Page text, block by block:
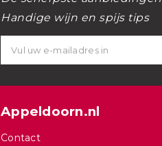
Handige wijn en spijs tips
Appeldoorn.nl
Contact